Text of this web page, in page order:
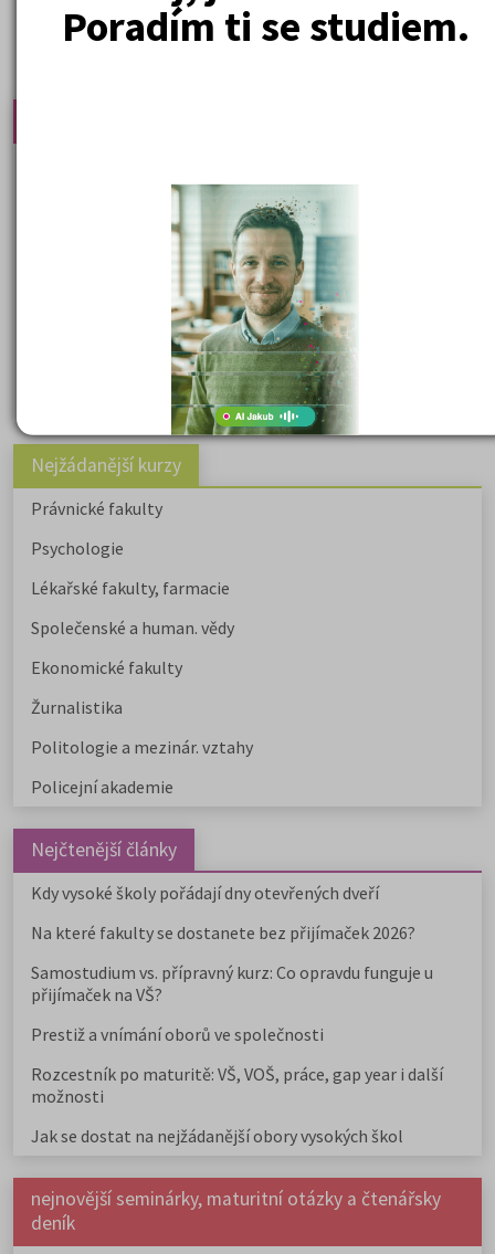
Poradím ti se studiem.
Psychologie - podklady pro přijímačky
Přijímací zkoušky z matematiky na VŠE Praha
Řešení otázek Policejní akademie
Politologie - testy na přijímačky VŠ
Sociologie - testy na přijímačky VŠ
Biologie - testy na přij. zk. z medicíny
Nejžádanější kurzy
Právnické fakulty
Psychologie
Lékařské fakulty, farmacie
Společenské a human. vědy
Ekonomické fakulty
Žurnalistika
Politologie a mezinár. vztahy
Policejní akademie
Nejčtenější články
Kdy vysoké školy pořádají dny otevřených dveří
Na které fakulty se dostanete bez přijímaček 2026?
Samostudium vs. přípravný kurz: Co opravdu funguje u
přijímaček na VŠ?
Prestiž a vnímání oborů ve společnosti
Rozcestník po maturitě: VŠ, VOŠ, práce, gap year i další
možnosti
Jak se dostat na nejžádanější obory vysokých škol
nejnovější seminárky, maturitní otázky a čtenářsky
deník